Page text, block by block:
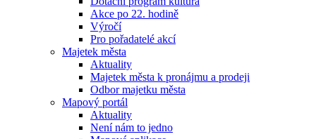
Akce po 22. hodině
Výročí
Pro pořadatelé akcí
Majetek města
Aktuality
Majetek města k pronájmu a prodeji
Odbor majetku města
Mapový portál
Aktuality
Není nám to jedno